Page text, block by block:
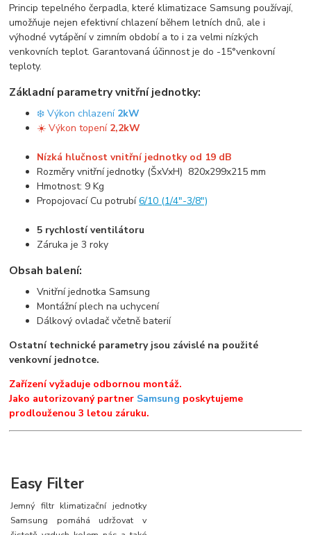
Princip tepelného čerpadla, které klimatizace Samsung používají,
umožňuje nejen efektivní chlazení během letních dnů, ale i
výhodné vytápění v zimním období a to i za velmi nízkých
venkovních teplot. Garantovaná účinnost je do -15°venkovní
teploty.
Základní parametry vnitřní jednotky:
❄️ Výkon chlazení 2kW
☀️ Výkon topení 2,2kW
Nízká hlučnost vnitřní jednotky od 19 dB
Rozměry vnitřní jednotky (ŠxVxH) 820x299x215 mm
Hmotnost: 9 Kg
Propojovací Cu potrubí6/10 (1/4"-3/8")
5 rychlostí ventilátoru
Záruka je 3 roky
Obsah balení:
Vnitřní jednotka Samsung
Montážní plech na uchycení
Dálkový ovladač včetně baterií
Ostatní technické parametry jsou závislé na použité
venkovní jednotce.
Zařízení vyžaduje odbornou montáž.
Jako autorizovaný partner Samsung poskytujeme
prodlouženou 3 letou záruku.
Easy Filter
Jemný filtr klimatizační jednotky
Samsung pomáhá udržovat v